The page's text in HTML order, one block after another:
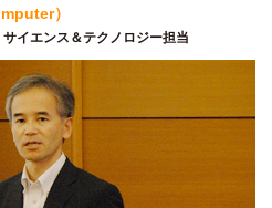
）
イエンス＆テクノロジー担当